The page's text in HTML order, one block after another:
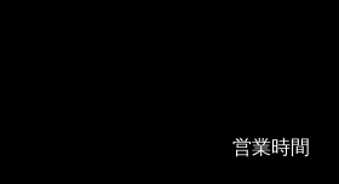
営業時間